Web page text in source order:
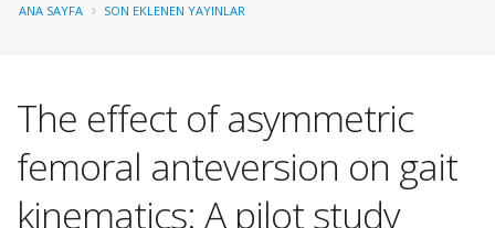
ANA SAYFA SON EKLENEN YAYINLAR
The effect of asymmetric
femoral anteversion on gait
kinematics: A pilot study